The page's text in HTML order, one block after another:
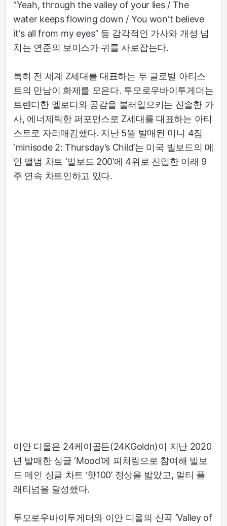
“Yeah, through the valley of your lies / The
water keeps flowing down / You won't believe
it's all from my eyes” 등 감각적인 가사와 개성 넘
치는 연준의 보이스가 귀를 사로잡는다.
특히 전 세계 Z세대를 대표하는 두 글로벌 아티스
트의 만남이 화제를 모은다. 투모로우바이투게더는
트렌디한 멜로디와 공감을 불러일으키는 진솔한 가
사, 에너제틱한 퍼포먼스로 Z세대를 대표하는 아티
스트로 자리매김했다. 지난 5월 발매된 미니 4집
‘minisode 2: Thursday’s Child’는 미국 빌보드의 메
인 앨범 차트 ‘빌보드 200’에 4위로 진입한 이래 9
주 연속 차트인하고 있다.
이안 디올은 24케이골든(24KGoldn)이 지난 2020
년 발매한 싱글 ‘Mood’에 피처링으로 참여해 빌보
드 메인 싱글 차트 ‘핫100’ 정상을 밟았고, 멀티 플
래티넘을 달성했다.
투모로우바이투게더와 이안 디올의 신곡 ‘Valley of